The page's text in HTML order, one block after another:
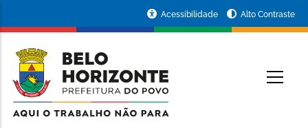
conteúdo
principal
da
Prefeitura
de
Acessibilidade Alto Contraste